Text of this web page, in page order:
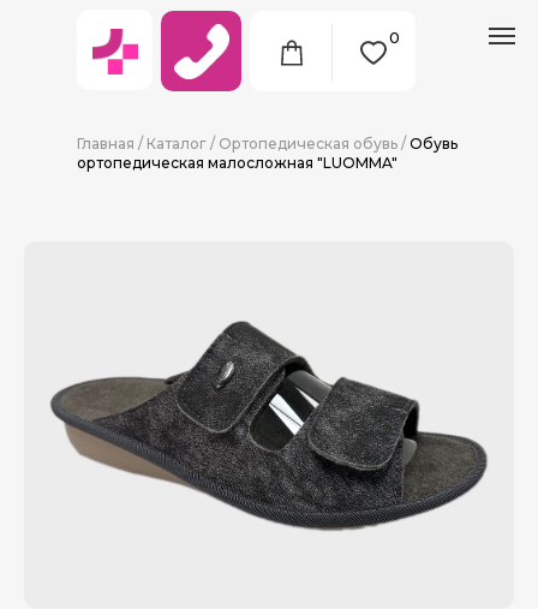
0
8 (911) 712-09-38
Главная / Каталог / Ортопедическая обувь / Обувь
ортопедическая малосложная "LUOMMA"